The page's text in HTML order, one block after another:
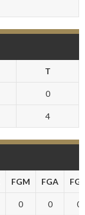
T
0
4
FGM FGA
0 0 0